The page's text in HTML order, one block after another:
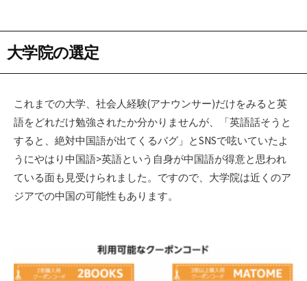
大学院の選定
これまでの大学、社会人経験(アナウンサー)だけをみると英
語をどれだけ勉強されたか分かりませんが、「英語話そうと
すると、絶対中国語が出てくるバグ」とSNSで呟いていたよ
うにやはり中国語>英語という自身が中国語が得意と思われ
ている面も見受けられました。ですので、大学院は近くのア
ジアでの中国の可能性もあります。